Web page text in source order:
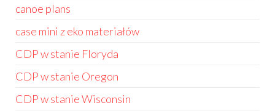
canoe plans
case mini z eko materiałów
CDP w stanie Floryda
CDP w stanie Oregon
CDP w stanie Wisconsin